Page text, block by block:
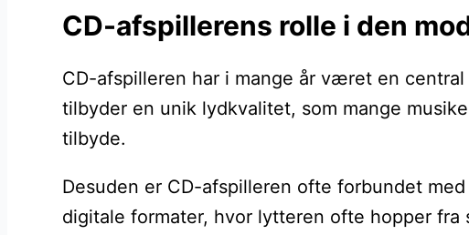
CD-afspillerens rolle i den
CD-afspilleren har i mange år været en
tilbyder en unik lydkvalitet, som mange
tilbyde.
Desuden er CD-afspilleren ofte forbundet
digitale formater, hvor lytteren ofte hopper